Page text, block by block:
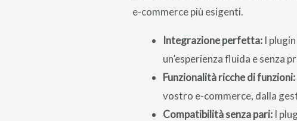
e-commerce più esigenti.
Integrazione perfetta: I
un’esperienza fluida e senza
Funzionalità ricche di funzioni:
vostro e-commerce, dalla
Compatibilità senza pari: I